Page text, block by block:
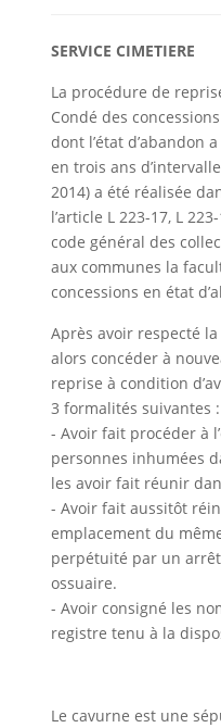
SERVICE CIMETIERE
La procédure de
Condé des
dont l’état d’abandon
en trois ans
2014) a été réalisée
l’article L 223-17, L
code général des
aux communes la
concessions en état
Après avoir respecté
alors concéder à
reprise à condition
3 formalités suivantes :
- Avoir fait procéder à
personnes inhumées
les avoir fait réunir
- Avoir fait aussitôt
emplacement du
perpétuité par un
ossuaire.
- Avoir consigné les
registre tenu à la
Le cavurne est une